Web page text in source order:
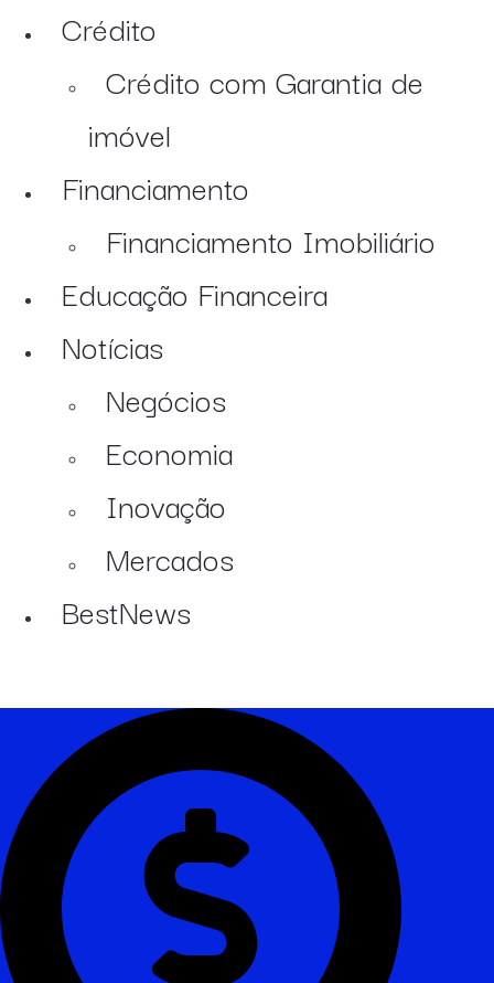
Crédito
Crédito com Garantia de
imóvel
Financiamento
Financiamento Imobiliário
Educação Financeira
Notícias
Negócios
Economia
Inovação
Mercados
BestNews